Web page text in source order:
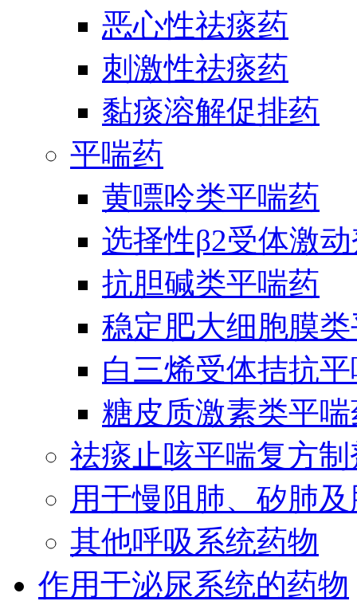
恶心性祛痰药
刺激性祛痰药
黏痰溶解促排药
平喘药
黄嘌呤类平喘药
选择性β2受体激
抗胆碱类平喘药
稳定肥大细胞膜
白三烯受体拮抗
糖皮质激素类平
祛痰止咳平喘复方制
用于慢阻肺、矽肺
其他呼吸系统药物
作用于泌尿系统的药物